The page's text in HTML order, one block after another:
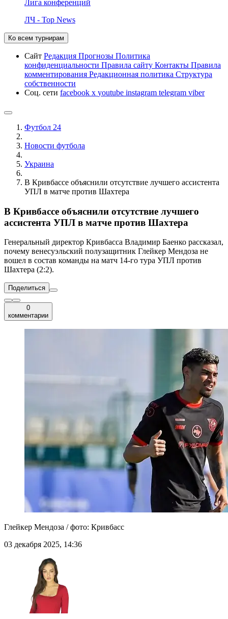
Лига конференций
ЛЧ - Top News
Ко всем турнирам
Сайт Редакция Прогнозы Политика
конфиденциальности Правила сайту Контакты Правила
комментирования Редакционная политика Структура
собственности
Соц. сети facebook x youtube instagram telegram viber
Футбол 24
Новости футбола
Украина
В Кривбассе объяснили отсутствие лучшего ассистента
УПЛ в матче против Шахтера
В Кривбассе объяснили отсутствие лучшего
ассистента УПЛ в матче против Шахтера
Генеральный директор Кривбасса Владимир Баенко рассказал,
почему венесуэльский полузащитник Глейкер Мендоза не
вошел в состав команды на матч 14-го тура УПЛ против
Шахтера (2:2).
Поделиться
0
комментарии
Глейкер Мендоза / фото: Кривбасс
03 декабря 2025, 14:36